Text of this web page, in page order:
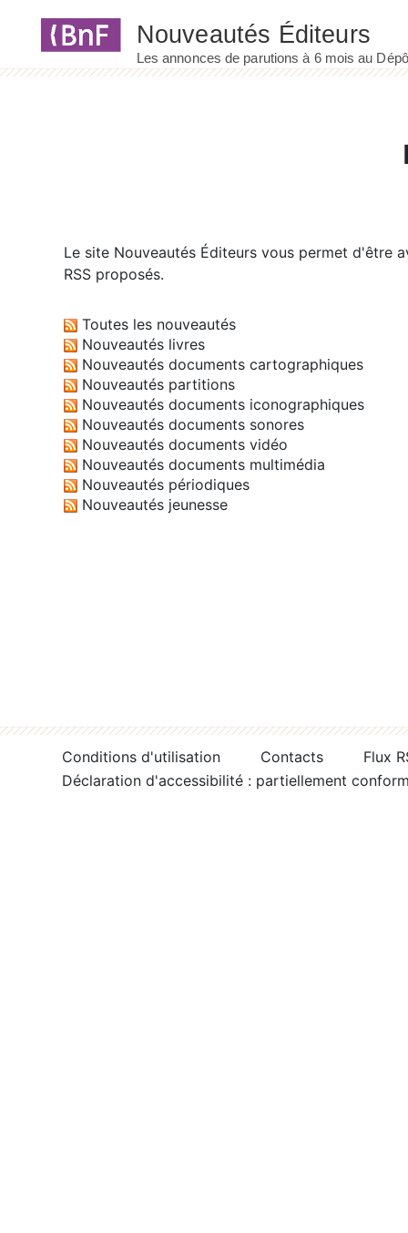
Le site Nouveautés Éditeurs vous permet d'être
RSS proposés.
Toutes les nouveautés
Nouveautés livres
Nouveautés documents cartographiques
Nouveautés partitions
Nouveautés documents iconographiques
Nouveautés documents sonores
Nouveautés documents vidéo
Nouveautés documents multimédia
Nouveautés périodiques
Nouveautés jeunesse
Conditions d'utilisation Contacts
Flux
Déclaration d'accessibilité : partiellement